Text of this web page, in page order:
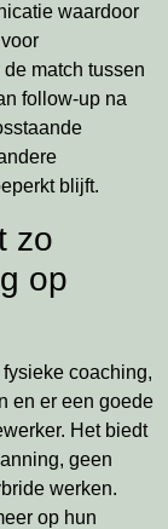
waardoor
match tussen
follow-up na
blijft.
zo
op
coaching,
en er een goede
Het biedt
geen
werken.
op hun